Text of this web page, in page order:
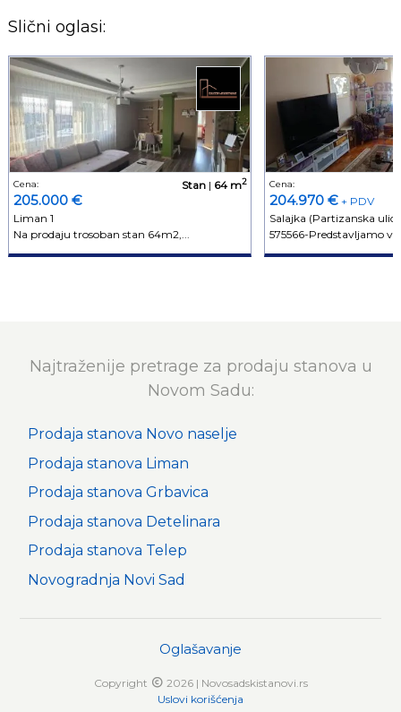
Slični oglasi:
Cena:
205.000 €
Stan| 64 m2
Liman 1
Na prodaju trosoban stan 64m2,...
Cena:
204.970 €+ PDV
Salajka (Partizanska
575566-Predstavljamo
Najtraženije pretrage za prodaju stanova u
Novom Sadu:
Prodaja stanova Novo naselje
Prodaja stanova Liman
Prodaja stanova Grbavica
Prodaja stanova Detelinara
Prodaja stanova Telep
Novogradnja Novi Sad
Oglašavanje
Copyright
2026 | Novosadskistanovi.rs
Uslovi korišćenja